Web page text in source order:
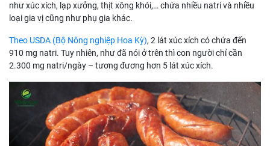
như xúc xích, lạp xưởng, thịt xông khói,… chứa nhiều natri và nhiều
loại gia vị cũng như phụ gia khác.
Theo USDA (Bộ Nông nghiệp Hoa Kỳ), 2 lát xúc xích có chứa đến
910 mg natri. Tuy nhiên, như đã nói ở trên thì con người chỉ cần
2.300 mg natri/ngày – tương đương hơn 5 lát xúc xích.